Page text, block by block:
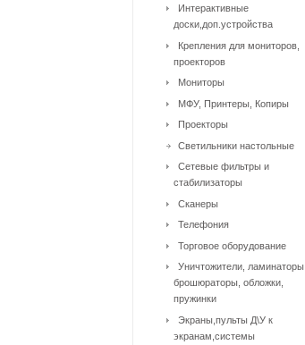
Интерактивные
доски,доп.устройства
Крепления для мониторов,
проекторов
Мониторы
МФУ, Принтеры, Копиры
Проекторы
Светильники настольные
Сетевые фильтры и
стабилизаторы
Сканеры
Телефония
Торговое оборудование
Уничтожители, ламинаторы,
брошюраторы, обложки,
пружинки
Экраны,пульты Д\У к
экранам,системы